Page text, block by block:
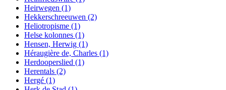
Heirwegen (1)
Hekkerschreeuwen (2)
Heliotropisme (1)
Helse kolonnes (1)
Hensen, Herwig (1)
Héraugière de, Charles (1)
Herdooperslied (1)
Herentals (2)
Hergé (1)